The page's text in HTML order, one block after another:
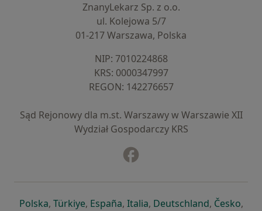
ZnanyLekarz Sp. z o.o.
ul. Kolejowa 5/7
01-217 Warszawa, Polska
NIP: ⁠7010224868
KRS: ⁠0000347997
REGON: ⁠142276657
Sąd Rejonowy dla m.st. Warszawy w Warszawie XII
Wydział Gospodarczy KRS
Polskaotwiera się w nowej karcie
, Türkiyeotwiera się w nowej karcie
, Españaotwiera się w nowej karcie
, Italiaotwiera się w nowej
, Deutschlandotwiera się
, Česko,